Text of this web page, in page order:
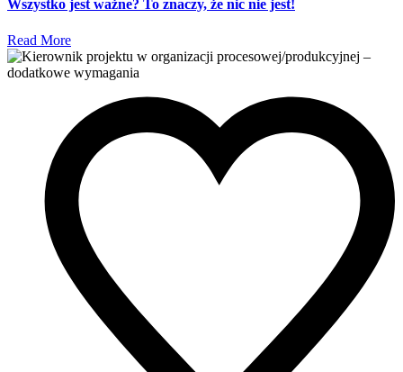
Wszystko jest ważne? To znaczy, że nic nie jest!
Read More